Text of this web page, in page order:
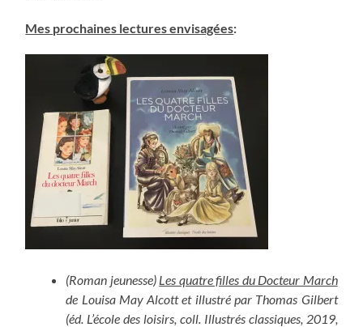
Mes prochaines lectures envisagées:
(Roman jeunesse) Les quatre filles du Docteur March
de Louisa May Alcott et illustré par Thomas Gilbert
(éd. L’école des loisirs, coll. Illustrés classiques, 2019,